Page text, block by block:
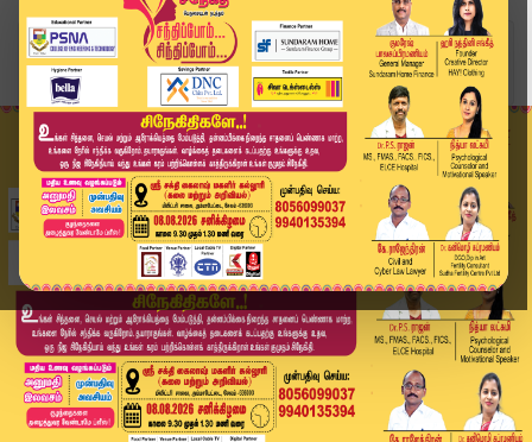
Home
வீடியோ ஸ்டோரி
Karur Issue | குறுகிய இடம் தான் துயரத்திற்கு கா...